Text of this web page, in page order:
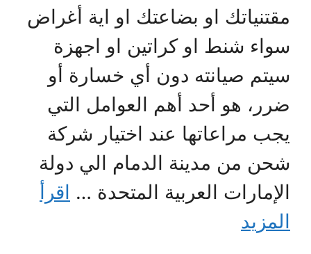
مقتنياتك او بضاعتك او اية أغراض
سواء شنط او كراتين او اجهزة
سيتم صيانته دون أي خسارة أو
ضرر، هو أحد أهم العوامل التي
يجب مراعاتها عند اختيار شركة
شحن من مدينة الدمام الي دولة
الإمارات العربية المتحدة … اقرأ
المزيد